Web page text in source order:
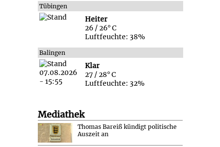
Tübingen
Heiter
26 / 26° C
Luftfeuchte: 38%
Balingen
Klar
27 / 28° C
Luftfeuchte: 32%
Mediathek
Thomas Bareiß kündigt politische
Auszeit an